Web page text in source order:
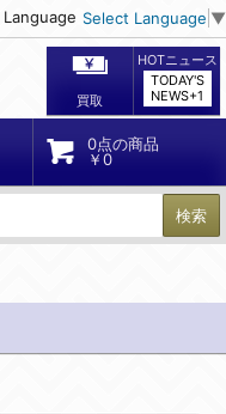
Select Language ▼
買取
HOTニュース
TODAY'S
NEWS+1
0点の商品
￥0
検索